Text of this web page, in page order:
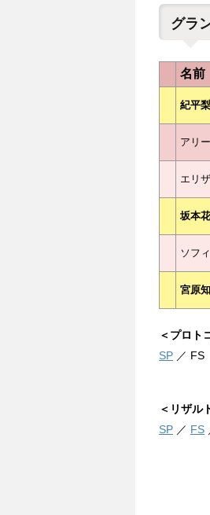
グラ
名前
紀平
アリ
エリ
坂本
ソフ
宮原
＜プロト
SP ／ FS
＜リザル
SP ／ FS